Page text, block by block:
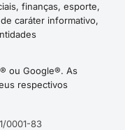
finanças, esporte,
caráter informativo,
ou Google®. As
respectivos
0001-83